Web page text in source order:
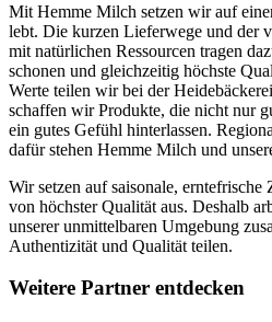
Mit Hemme Milch setzen wir auf
lebt. Die kurzen Lieferwege und der
mit natürlichen Ressourcen tragen
schonen und gleichzeitig höchste
Werte teilen wir bei der
schaffen wir Produkte, die nicht nur
ein gutes Gefühl hinterlassen.
dafür stehen Hemme Milch und
Wir setzen auf saisonale,
von höchster Qualität aus. Deshalb
unserer unmittelbaren Umgebung
Authentizität und Qualität teilen.
Weitere Partner entdecken